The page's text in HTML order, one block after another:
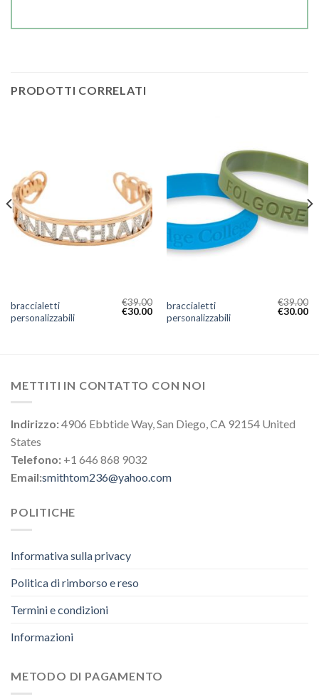
PRODOTTI CORRELATI
braccialetti
personalizzabili
€39.00
€30.00
braccialetti
personalizzabili
€39.00
€30.00
METTITI IN CONTATTO CON NOI
Indirizzo:4906 Ebbtide Way, San Diego, CA 92154 United
States
Telefono: +1 646 868 9032
Email:smithtom236@yahoo.com
POLITICHE
Informativa sulla privacy
Politica di rimborso e reso
Termini e condizioni
Informazioni
METODO DI PAGAMENTO